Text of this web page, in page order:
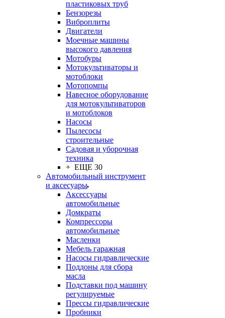
пластиковых труб
Бензорезы
Виброплиты
Двигатели
Моечные машины
высокого давления
Мотобуры
Мотокультиваторы и
мотоблоки
Мотопомпы
Навесное оборудование
для мотокультиваторов
и мотоблоков
Насосы
Пылесосы
строительные
Садовая и уборочная
техника
+ ЕЩЕ 30
Автомобильный инструмент
и аксесуары
Аксессуары
автомобильные
Домкраты
Компрессоры
автомобильные
Масленки
Мебель гаражная
Насосы гидравлические
Поддоны для сбора
масла
Подставки под машину
регулируемые
Прессы гидравлические
Пробники